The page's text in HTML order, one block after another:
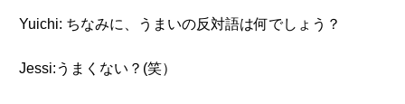
Yuichi: ちなみに、うまいの反対語は何でしょう？
Jessi:うまくない？(笑）